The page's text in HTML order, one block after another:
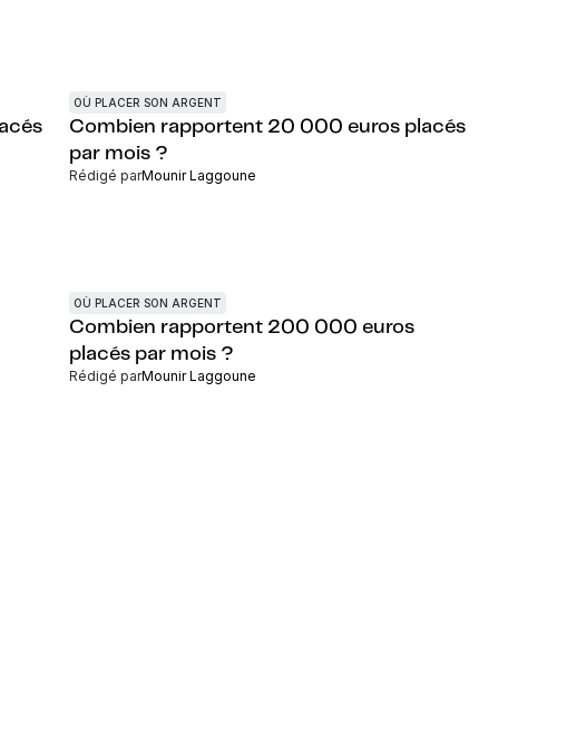
OÙ PLACER SON ARGENT
Combien rapportent 20 000 euros placés
par mois ?
Rédigé parMounir Laggoune
OÙ PLACER SON ARGENT
Combien rapportent 200 000 euros
placés par mois ?
Rédigé parMounir Laggoune